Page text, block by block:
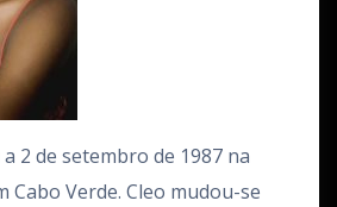
2 de setembro de 1987 na
Cabo Verde. Cleo mudou-se